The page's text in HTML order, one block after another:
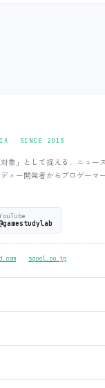
‧ SINCE 2013
象」として捉える、ニュー
ィー開発者からプロゲーマ
‧ sqool.co.jp